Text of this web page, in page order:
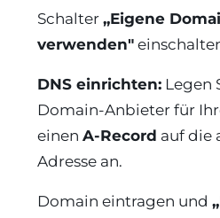
Schalter„Eigene
verwenden"
DNS einrichten: Legen
Domain-Anbieter für
einenA-Record auf die
Adresse an.
Domain eintragen und